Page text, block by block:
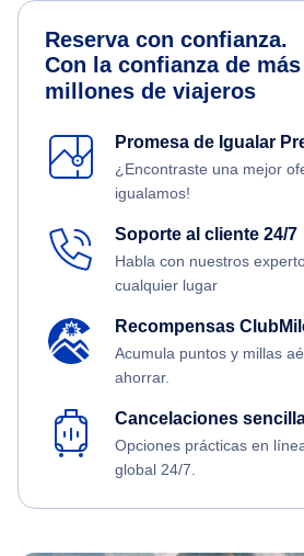
Reserva con confianza.
Con la confianza de
millones de viajeros
Promesa de Igualar
¿Encontraste una mejor
igualamos!
Soporte al cliente 24/7
Habla con nuestros
cualquier lugar
Recompensas
Acumula puntos y millas
ahorrar.
Cancelaciones
Opciones prácticas en
global 24/7.